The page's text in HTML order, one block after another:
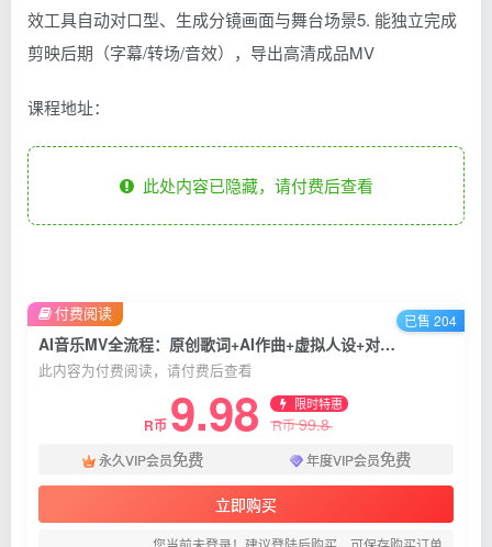
效工具自动对口型、生成分镜画面与舞台场景5. 能独立完成
剪映后期（字幕/转场/音效），导出高清成品MV
课程地址：
此处内容已隐藏，请付费后查看
AI音乐MV全流程：原创歌词+AI作曲+虚拟人设+对口型+剪映后期，五步打造虚拟歌手
此内容为付费阅读，请付费后查看
R币 9.98 限时特惠
R币99.8
永久VIP会员免费 年度VIP会员免费
立即购买
付费阅读 已售 204